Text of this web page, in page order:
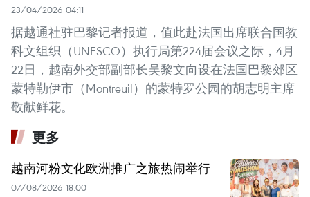
23/04/2026 04:11
据越通社驻巴黎记者报道，值此赴法国出席联合国教
科文组织（UNESCO）执行局第224届会议之际，4月
22日，越南外交部副部长吴黎文向设在法国巴黎郊区
蒙特勒伊市（Montreuil）的蒙特罗公园的胡志明主席
敬献鲜花。
更多
越南河粉文化欧洲推广之旅热闹举行
07/08/2026 18:00